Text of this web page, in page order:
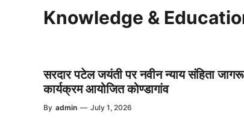
Knowledge &
सरदार पटेल जयंती पर नवीन न्याय संहिता
कार्यक्रम आयोजित कोण्डागांव
By admin — July 1, 2026